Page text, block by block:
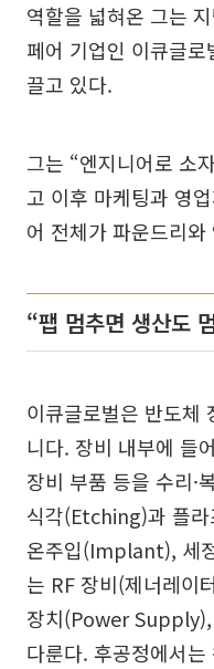
역할을 넓혀온 그는
페어 기업인 이큐글
끌고 있다.
그는 “엔지니어로 소
고 이후 마케팅과 영
어 전체가 파운드리
“팹 멈추면 생산도
이큐글로벌은 반도체
니다. 장비 내부에 들
장비 부품 등을 수리·
식각(Etching)과 플라
온주입(Implant), 세
는 RF 장비(제너레이
장치(Power Supply),
다룬다. 후공정에서